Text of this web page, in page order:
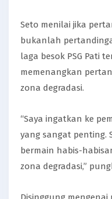
Seto menilai jika
bukanlah
laga besok PSG Pati
memenangkan
zona degradasi.
“Saya ingatkan ke
yang sangat penting.
bermain habis-
zona degradasi,”